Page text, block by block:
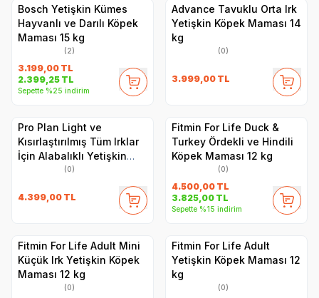
Bosch Yetişkin Kümes
Hayvanlı ve Darılı Köpek
Maması 15 kg
(2)
3.199,00 TL
2.399,25 TL
Sepette %25 indirim
Advance Tavuklu Orta Irk
Yetişkin Köpek Maması 14
kg
(0)
3.999,00 TL
Pro Plan Light ve
Kısırlaştırılmış Tüm Irklar
İçin Alabalıklı Yetişkin
Köpek Maması 14kg
(0)
4.399,00 TL
Fitmin For Life Duck &
Turkey Ördekli ve Hindili
Köpek Maması 12 kg
(0)
4.500,00 TL
3.825,00 TL
Sepette %15 indirim
Fitmin For Life Adult Mini
Küçük Irk Yetişkin Köpek
Maması 12 kg
(0)
Fitmin For Life Adult
Yetişkin Köpek Maması 12
kg
(0)